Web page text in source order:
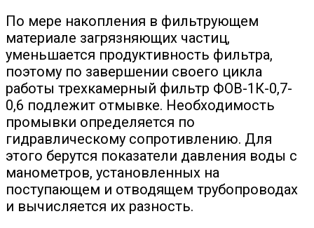
По мере накопления в фильтрующем
материале загрязняющих частиц,
уменьшается продуктивность фильтра,
поэтому по завершении своего цикла
работы трехкамерный фильтр ФОВ-1К-0,7-
0,6 подлежит отмывке. Необходимость
промывки определяется по
гидравлическому сопротивлению. Для
этого берутся показатели давления воды с
манометров, установленных на
поступающем и отводящем трубопроводах
и вычисляется их разность.